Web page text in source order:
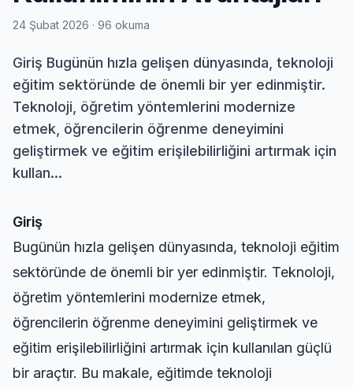
24 Şubat 2026 · 96 okuma
Giriş Bugünün hızla gelişen dünyasında, teknoloji
eğitim sektöründe de önemli bir yer edinmiştir.
Teknoloji, öğretim yöntemlerini modernize
etmek, öğrencilerin öğrenme deneyimini
geliştirmek ve eğitim erişilebilirliğini artırmak için
kullan...
Giriş
Bugünün hızla gelişen dünyasında, teknoloji eğitim
sektöründe de önemli bir yer edinmiştir. Teknoloji,
öğretim yöntemlerini modernize etmek,
öğrencilerin öğrenme deneyimini geliştirmek ve
eğitim erişilebilirliğini artırmak için kullanılan güçlü
bir araçtır. Bu makale, eğitimde teknoloji